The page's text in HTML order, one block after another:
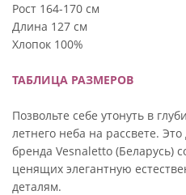
Рост 164-170 см
Длина 127 см
Хлопок 100%
ТАБЛИЦА РАЗМЕРОВ
Позвольте себе утонуть в
летнего неба на рассвете.
бренда Vesnaletto (Беларусь)
ценящих элегантную
деталям.